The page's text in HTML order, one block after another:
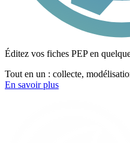
Éditez vos fiches PEP en
Tout en un : collecte,
En savoir plus